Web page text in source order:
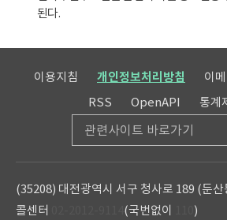
된다.
이용지침 개인정보처리방침
이
RSS
OpenAPI 통계
관련사이트 바로가기
(35208) 대전광역시 서구 청사로 189 (둔
콜센터
(국번없이 )